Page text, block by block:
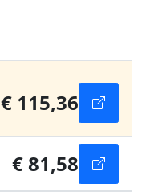
€ 115,36
€ 81,58